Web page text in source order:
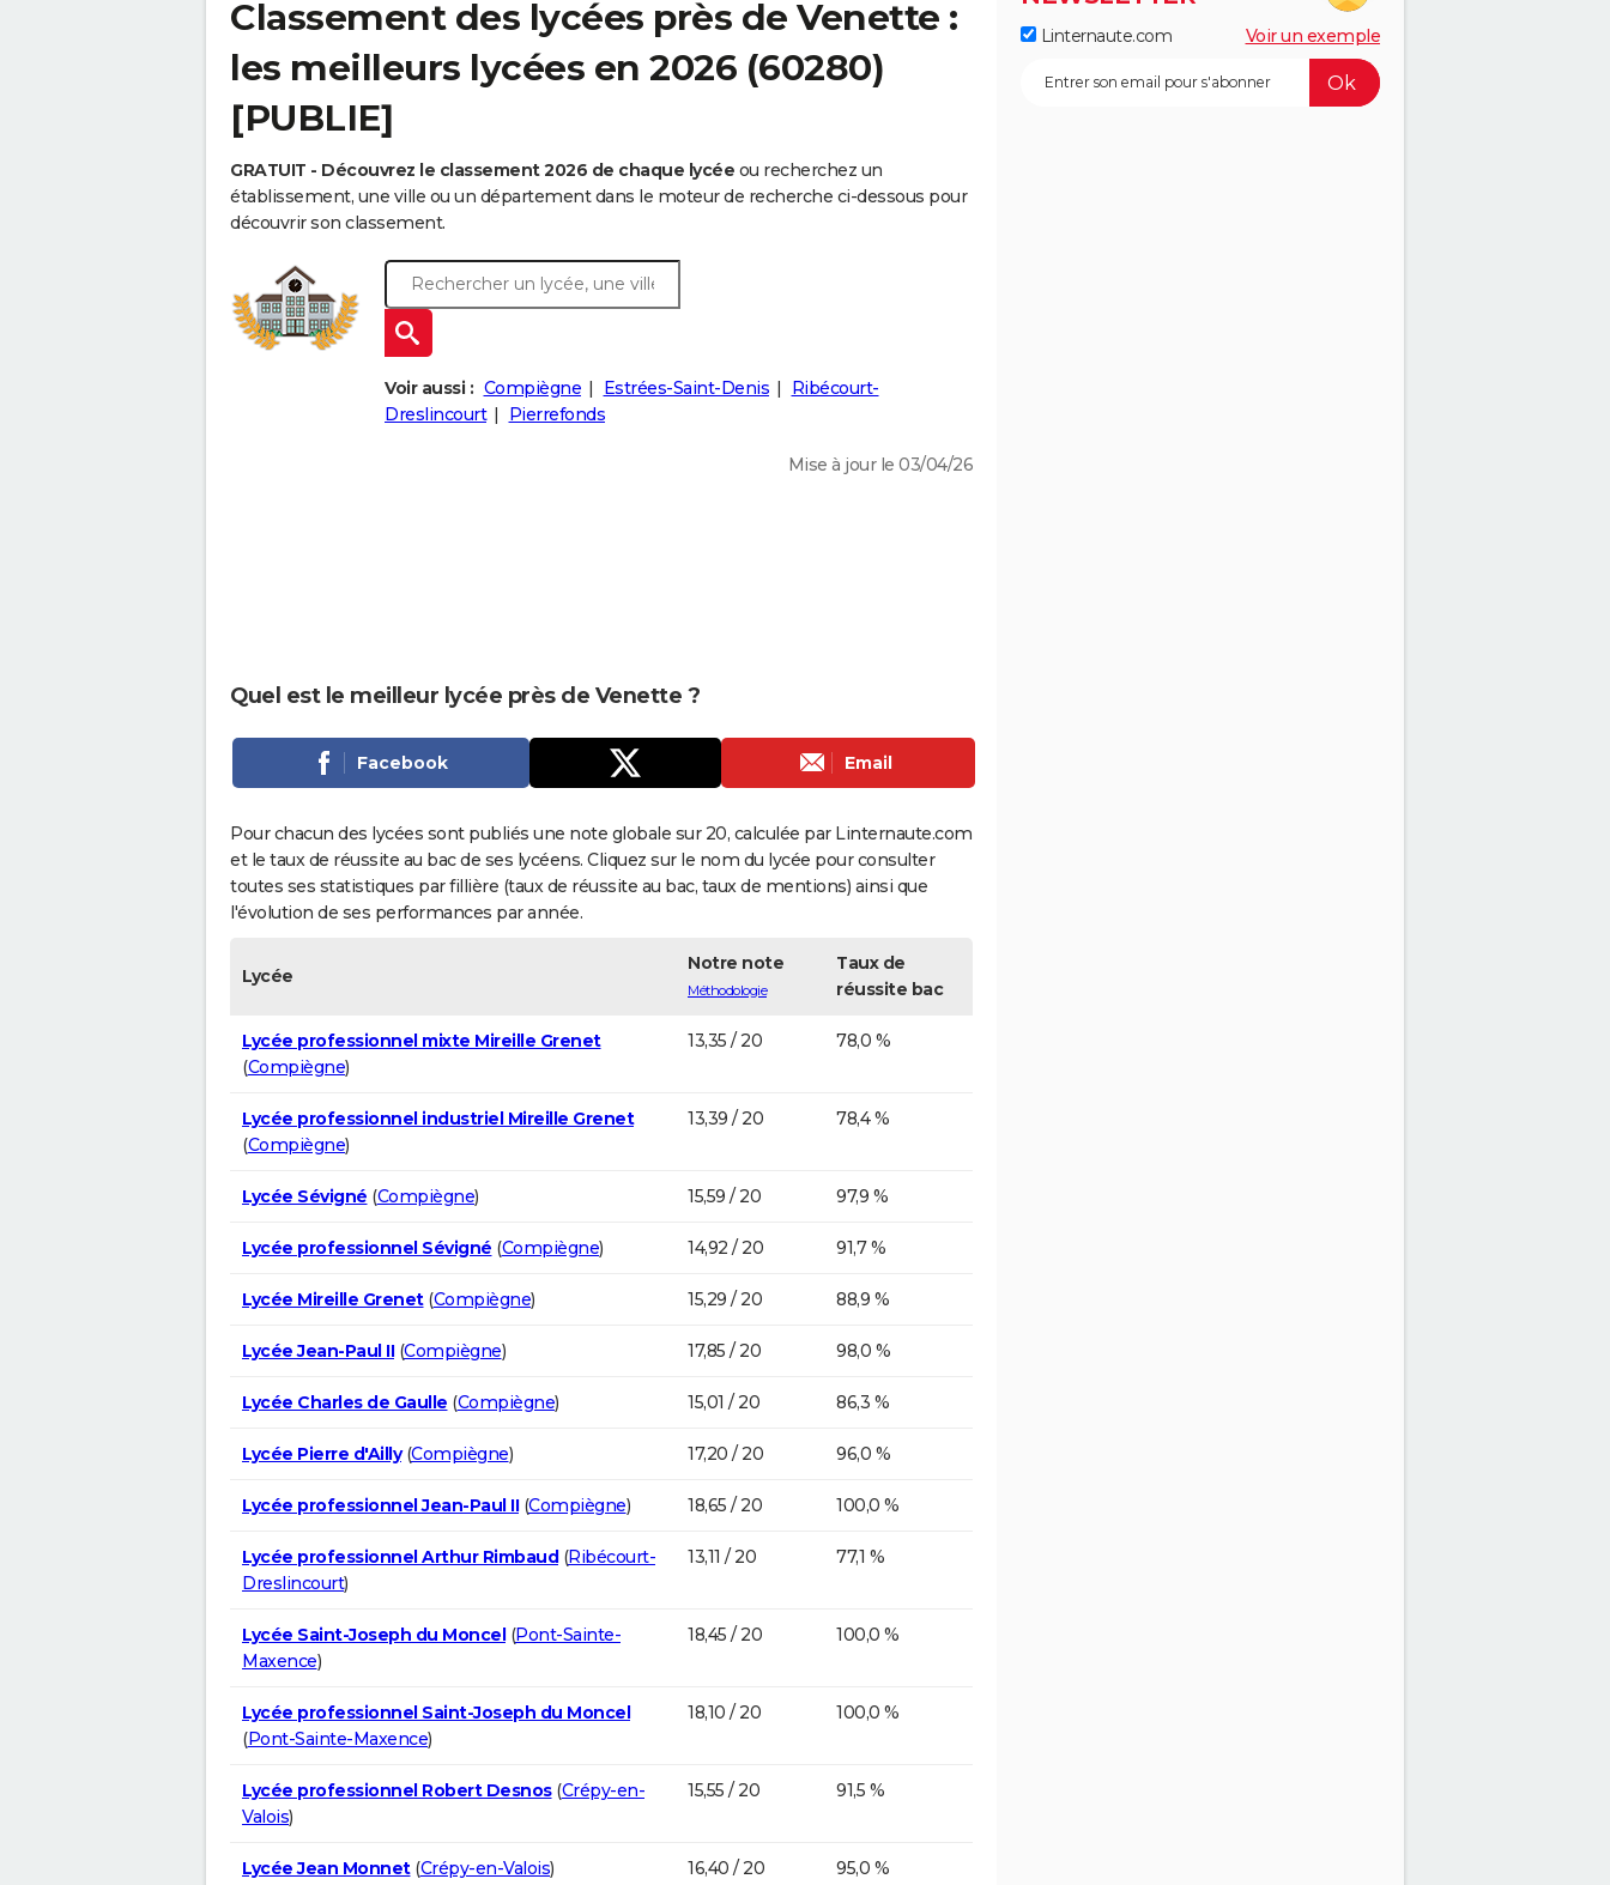
Classement des lycées près de Venette :
les meilleurs lycées en 2026 (60280)
[PUBLIE]
GRATUIT - Découvrez le classement 2026 de chaque lycée ou recherchez un
établissement, une ville ou un département dans le moteur de recherche ci-dessous pour
découvrir son classement.
Voir aussi : Compiègne Estrées-Saint-Denis
Ribécourt-
Dreslincourt
Pierrefonds
Mise à jour le 03/04/26
Quel est le meilleur lycée près de Venette ?
Facebook Email
Pour chacun des lycées sont publiés une note globale sur 20, calculée par Linternaute.com
et le taux de réussite au bac de ses lycéens. Cliquez sur le nom du lycée pour consulter
toutes ses statistiques par fillière (taux de réussite au bac, taux de mentions) ainsi que
l'évolution de ses performances par année.
Lycée
Notre note
Méthodologie
Taux de
réussite bac
Lycée professionnel mixte Mireille Grenet
(Compiègne)
13,35 / 20 78,0 %
Lycée professionnel industriel Mireille Grenet
(Compiègne)
13,39 / 20 78,4 %
Lycée Sévigné (Compiègne) 15,59 / 20 97,9 %
Lycée professionnel Sévigné (Compiègne) 14,92 / 20 91,7 %
Lycée Mireille Grenet(Compiègne) 15,29 / 20 88,9 %
Lycée Jean-Paul II(Compiègne) 17,85 / 20 98,0 %
Lycée Charles de Gaulle (Compiègne) 15,01 / 20 86,3 %
Lycée Pierre d'Ailly(Compiègne) 17,20 / 20 96,0 %
Lycée professionnel Jean-Paul II(Compiègne) 18,65 / 20 100,0 %
Lycée professionnel Arthur Rimbaud(Ribécourt-
Dreslincourt)
13,11 / 20 77,1 %
Lycée Saint-Joseph du Moncel(Pont-Sainte-
Maxence)
18,45 / 20 100,0 %
Lycée professionnel Saint-Joseph du Moncel
(Pont-Sainte-Maxence)
18,10 / 20 100,0 %
Lycée professionnel Robert Desnos(Crépy-en-
Valois)
15,55 / 20 91,5 %
Lycée Jean Monnet(Crépy-en-Valois) 16,40 / 20 95,0 %
Linternaute.com Voir un exemple